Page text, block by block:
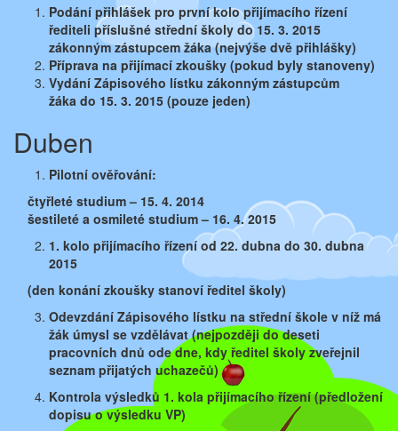
Podání přihlášek pro první kolo přijímacího řízení
řediteli příslušné střední školy do 15. 3. 2015
zákonným zástupcem žáka (nejvýše dvě přihlášky)
Příprava na přijímací zkoušky (pokud byly stanoveny)
Vydání Zápisového lístku zákonným zástupcům
žáka do 15. 3. 2015 (pouze jeden)
Duben
Pilotní ověřování:
čtyřleté studium – 15. 4. 2014
šestileté a osmileté studium – 16. 4. 2015
1. kolo přijímacího řízení od 22. dubna do 30. dubna
2015
(den konání zkoušky stanoví ředitel školy)
Odevzdání Zápisového lístku na střední škole v níž má
žák úmysl se vzdělávat (nejpozději do deseti
pracovních dnů odedne, kdy ředitel školy zveřejnil
seznam přijatých uchazečů)
Kontrola výsledků 1. kola přijímacího řízení(předložení
dopisu o výsledku VP)